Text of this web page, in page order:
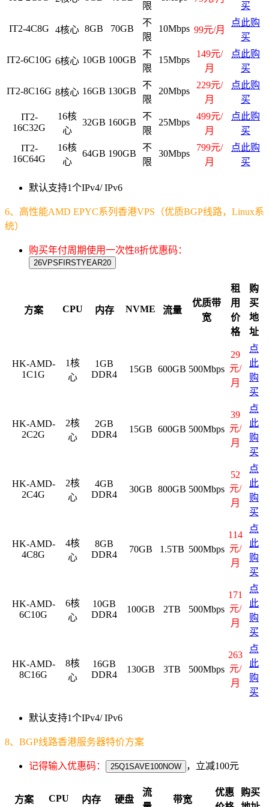
限
买
IT2-4C8G 4核心 8GB 70GB
不
限
10Mbps 99元/月
点此购
买
IT2-6C10G 6核心 10GB 100GB
不
限
15Mbps
149元/
月
点此购
买
IT2-8C16G 8核心 16GB 130GB
不
限
20Mbps
229元/
月
点此购
买
IT2-
16C32G
16核
心
32GB 160GB
不
限
25Mbps
499元/
月
点此购
买
IT2-
16C64G
16核
心
64GB 190GB
不
限
30Mbps
799元/
月
点此购
买
默认支持1个IPv4/ IPv6
6、高性能AMD EPYC系列香港VPS（优质BGP线路，Linux系
统）
购买年付周期使用一次性8折优惠码：
26VPSFIRSTYEAR20
方案 CPU 内存 NVME 流量
优质带
宽
租
用
价
格
购
买
地
址
HK-AMD-
1C1G
1核
心
1GB
DDR4
15GB 600GB 500Mbps
29
元/
月
点
此
购
买
HK-AMD-
2C2G
2核
心
2GB
DDR4
15GB 600GB 500Mbps
39
元/
月
点
此
购
买
HK-AMD-
2C4G
2核
心
4GB
DDR4
30GB 800GB 500Mbps
52
元/
月
点
此
购
买
HK-AMD-
4C8G
4核
心
8GB
DDR4
70GB 1.5TB 500Mbps
114
元/
月
点
此
购
买
HK-AMD-
6C10G
6核
心
10GB
DDR4
100GB 2TB 500Mbps
171
元/
月
点
此
购
买
HK-AMD-
8C16G
8核
心
16GB
DDR4
130GB 3TB 500Mbps
263
元/
月
点
此
购
买
默认支持1个IPv4/ IPv6
8、BGP线路香港服务器特价方案
记得输入优惠码： 25Q1SAVE100NOW ，立减100元
方案 CPU 内存 硬盘
流
带宽
优惠
购买